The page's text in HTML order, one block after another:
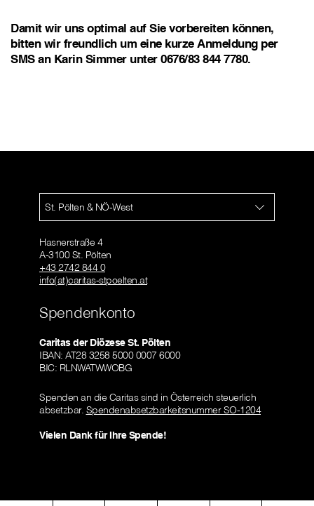
Damit wir uns optimal auf Sie vorbereiten können,
bitten wir freundlich um eine kurze Anmeldung per
SMS an Karin Simmer unter 0676/83 844 7780.
St. Pölten & NÖ-West
Hasnerstraße 4
A-3100 St. Pölten
+43 2742 844 0
info(at)caritas-stpoelten.at
Spendenkonto
Caritas der Diözese St. Pölten
IBAN: AT28 3258 5000 0007 6000
BIC: RLNWATWWOBG
Spenden an die Caritas sind in Österreich steuerlich
absetzbar. Spendenabsetzbarkeitsnummer SO-1204
Vielen Dank für Ihre Spende!